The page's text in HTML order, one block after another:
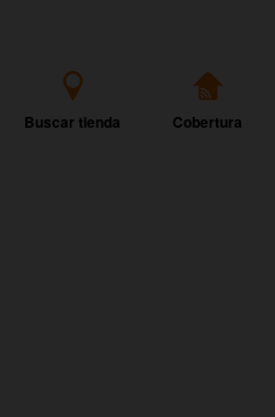
Buscar tienda Cobertura